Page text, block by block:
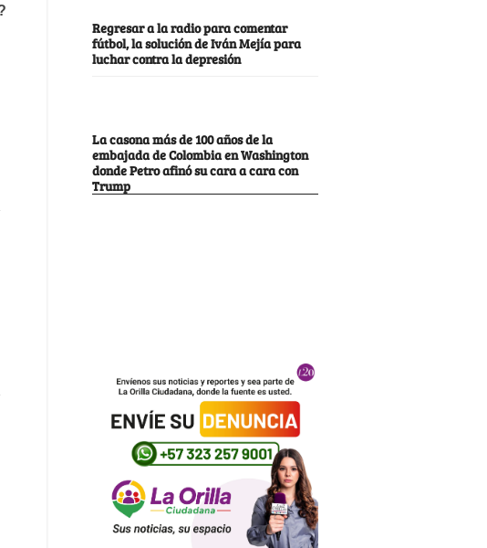
Regresar a la radio para comentar
fútbol, la solución de Iván Mejía para
luchar contra la depresión
La casona más de 100 años de la
embajada de Colombia en Washington
donde Petro afinó su cara a cara con
Trump